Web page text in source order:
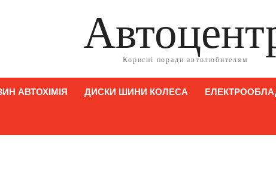
Корисні поради автолюбителям
АВТОХІМІЯ ДИСКИ ШИНИ КОЛЕСА